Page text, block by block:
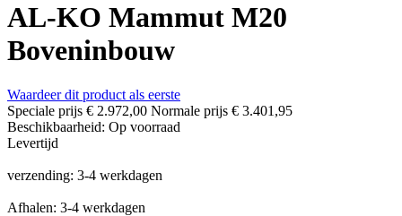
AL-KO Mammut M20
Boveninbouw
Waardeer dit product als eerste
Speciale prijs € 2.972,00 Normale prijs € 3.401,95
Beschikbaarheid: Op voorraad
Levertijd
verzending: 3-4 werkdagen
Afhalen: 3-4 werkdagen